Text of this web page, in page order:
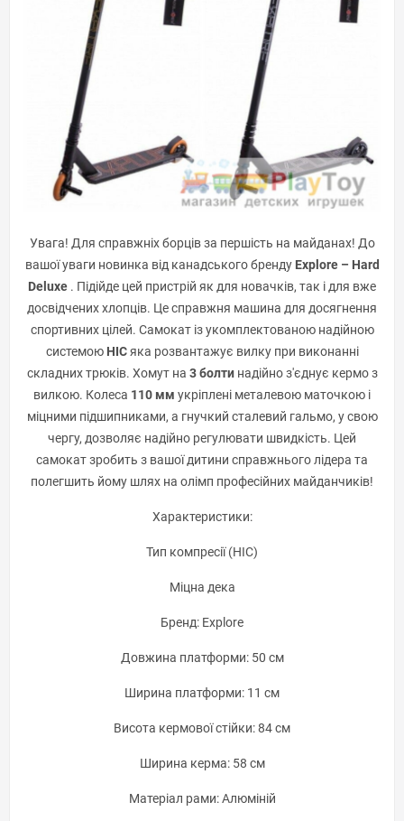
Увага! Для справжніх борців за першість на майданах! До
вашої уваги новинка від канадського бренду Explore – Hard
Deluxe . Підійде цей пристрій як для новачків, так і для вже
досвідчених хлопців. Це справжня машина для досягнення
спортивних цілей. Самокат із укомплектованою надійною
системою HICяка розвантажує вилку при виконанні
складних трюків. Хомут на 3 болтинадійно з'єднує кермо з
вилкою. Колеса 110 мм укріплені металевою маточкою і
міцними підшипниками, а гнучкий сталевий гальмо, у свою
чергу, дозволяє надійно регулювати швидкість. Цей
самокат зробить з вашої дитини справжнього лідера та
полегшить йому шлях на олімп професійних майданчиків!
Характеристики:
Тип компресії (HIC)
Міцна дека
Бренд: Explore
Довжина платформи: 50 см
Ширина платформи: 11 см
Висота кермової стійки: 84 см
Ширина керма: 58 см
Матеріал рами: Алюміній